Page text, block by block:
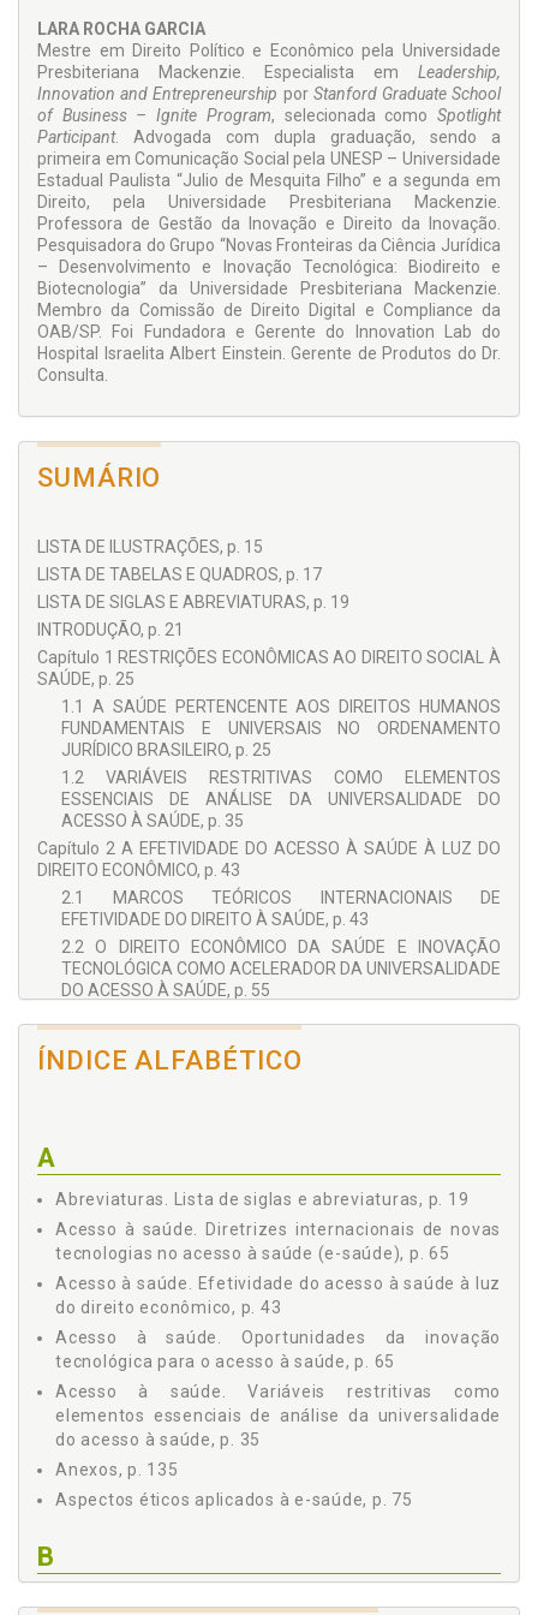
décadas, têm editado tratados internacionais e
recomendações aos Estados-membros para a utilização da
e-Saúde como política pública vinculante de saúde pública.
Assim, o fomento da e-Saúde no Brasil, como uma
estratégia nacional editada pelo Ministério da Saúde,
apresenta alternativas de otimização de um sistema
complexo, no qual os interesses de cada público envolvido
precisam ser estudados e planejados para atuação em
harmonizados, como uma oportunidade frente aos desafios
de efetivação da saúde.
LARA ROCHA GARCIA
Mestre em Direito Político e Econômico pela Universidade
Presbiteriana Mackenzie. Especialista em Leadership,
Innovation and Entrepreneurship por Stanford Graduate School
of Business – Ignite Program, selecionada como Spotlight
Participant. Advogada com dupla graduação, sendo a
primeira em Comunicação Social pela UNESP – Universidade
Estadual Paulista “Julio de Mesquita Filho” e a segunda em
Direito, pela Universidade Presbiteriana Mackenzie.
Professora de Gestão da Inovação e Direito da Inovação.
Pesquisadora do Grupo “Novas Fronteiras da Ciência Jurídica
– Desenvolvimento e Inovação Tecnológica: Biodireito e
Biotecnologia” da Universidade Presbiteriana Mackenzie.
Membro da Comissão de Direito Digital e Compliance da
OAB/SP. Foi Fundadora e Gerente do Innovation Lab do
Hospital Israelita Albert Einstein. Gerente de Produtos do Dr.
Consulta.
SUMÁRIO
LISTA DE ILUSTRAÇÕES, p. 15
LISTA DE TABELAS E QUADROS, p. 17
LISTA DE SIGLAS E ABREVIATURAS, p. 19
INTRODUÇÃO, p. 21
Capítulo 1 RESTRIÇÕES ECONÔMICAS AO DIREITO SOCIAL À
SAÚDE, p. 25
1.1 A SAÚDE PERTENCENTE AOS DIREITOS HUMANOS
FUNDAMENTAIS E UNIVERSAIS NO ORDENAMENTO
JURÍDICO BRASILEIRO, p. 25
1.2 VARIÁVEIS RESTRITIVAS COMO ELEMENTOS
ESSENCIAIS DE ANÁLISE DA UNIVERSALIDADE DO
ACESSO À SAÚDE, p. 35
Capítulo 2 A EFETIVIDADE DO ACESSO À SAÚDE À LUZ DO
DIREITO ECONÔMICO, p. 43
2.1 MARCOS TEÓRICOS INTERNACIONAIS DE
EFETIVIDADE DO DIREITO À SAÚDE, p. 43
2.2 O DIREITO ECONÔMICO DA SAÚDE E INOVAÇÃO
TECNOLÓGICA COMO ACELERADOR DA UNIVERSALIDADE
DO ACESSO À SAÚDE, p. 55
3.1 DIRETRIZES INTERNACIONAIS DE NOVAS
Capítulo 4 O BRASIL NO CENÁRIO INTERNACIONAL DE E-
SAÚDE, p. 91
4.1 O MODELO DE MATURIDADE ECONÔMICA-
TECNOLÓGICA PROPOSTO PELA OMS, p. 91
4.2 A ESTRATÉGIA DE E-SAÚDE PARA O BRASIL SOB O
PRISMA DA METODOLOGIA PROPOSTA PELA OMS, p. 103
CONCLUSÃO, p. 119
REFERÊNCIAS, p. 127
ANEXOS, p. 135
Anexo 1: Número de médicos, enfermeiros e odontólogos
por mil habitantes. Brasil e grandes regiões, 1990, 2000 e
2005, p. 135
Anexo 2: Número de leitos por 1.000 habitantes, segundo
a esfera administrativa do estabelecimento. Brasil e
grandes regiões, 1990, 1999 e 2005, p. 135
Anexo 4: Gasto público com saúde per capita (em reais
correntes), por esfera de governo. Brasil e grandes
ÍNDICE ALFABÉTICO
A
Abreviaturas. Lista de siglas e abreviaturas, p. 19
Acesso à saúde. Diretrizes internacionais de novas
tecnologias no acesso à saúde (e-saúde), p. 65
Acesso à saúde. Efetividade do acesso à saúde à luz
do direito econômico, p. 43
Acesso à saúde. Oportunidades da inovação
tecnológica para o acesso à saúde, p. 65
Acesso à saúde. Variáveis restritivas como
elementos essenciais de análise da universalidade
do acesso à saúde, p. 35
Anexos, p. 135
Aspectos éticos aplicados à e-saúde, p. 75
B